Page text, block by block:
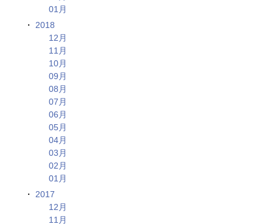
01月
2018
12月
11月
10月
09月
08月
07月
06月
05月
04月
03月
02月
01月
2017
12月
11月